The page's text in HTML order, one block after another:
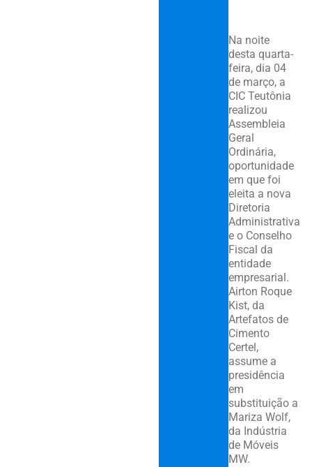
Na noite
desta quarta-
feira, dia 04
de março, a
CIC Teutônia
realizou
Assembleia
Geral
Ordinária,
oportunidade
em que foi
eleita a nova
Diretoria
Administrativa
e o Conselho
Fiscal da
entidade
empresarial.
Airton Roque
Kist, da
Artefatos de
Cimento
Certel,
assume a
presidência
em
substituição a
Mariza Wolf,
da Indústria
de Móveis
MW.